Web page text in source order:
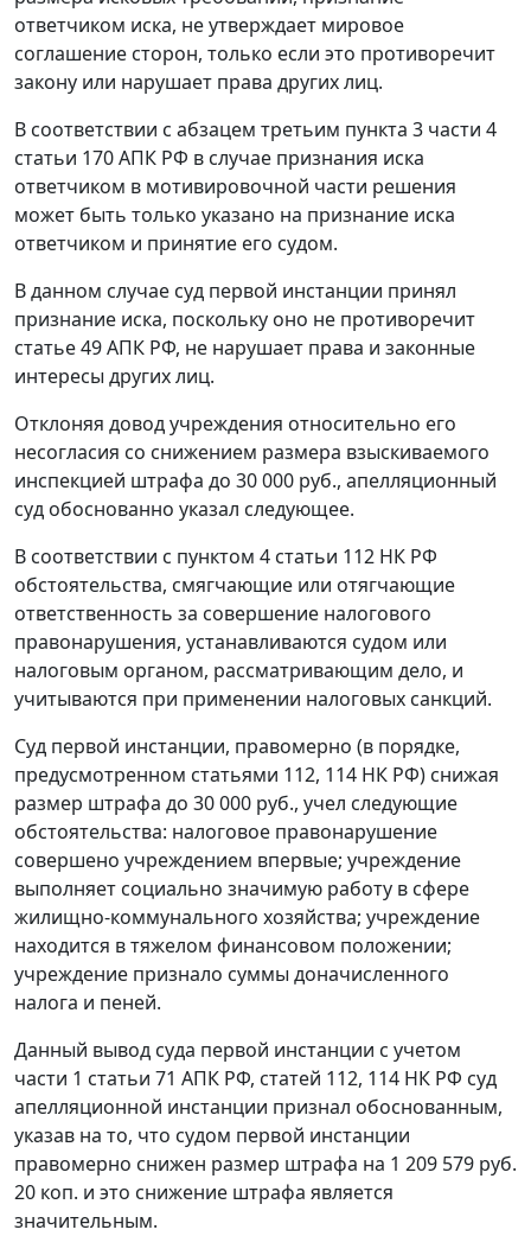
ответчиком иска, не утверждает мировое
соглашение сторон, только если это противоречит
закону или нарушает права других лиц.
В соответствии с абзацем третьим пункта 3 части 4
статьи 170АПК РФ в случае признания иска
ответчиком в мотивировочной части решения
может быть только указано на признание иска
ответчиком и принятие его судом.
В данном случае суд первой инстанции принял
признание иска, поскольку оно не противоречит
статье 49АПК РФ, не нарушает права и законные
интересы других лиц.
Отклоняя довод учреждения относительно его
несогласия со снижением размера взыскиваемого
инспекцией штрафа до 30 000 руб., апелляционный
суд обоснованно указал следующее.
В соответствии с пунктом 4 статьи 112 НК РФ
обстоятельства, смягчающие или отягчающие
ответственность за совершение налогового
правонарушения, устанавливаются судом или
налоговым органом, рассматривающим дело, и
учитываются при применении налоговых санкций.
Суд первой инстанции, правомерно (в порядке,
предусмотренном статьями 112, 114 НК РФ) снижая
размер штрафа до 30 000 руб., учел следующие
обстоятельства: налоговое правонарушение
совершено учреждением впервые; учреждение
выполняет социально значимую работу в сфере
жилищно-коммунального хозяйства; учреждение
находится в тяжелом финансовом положении;
учреждение признало суммы доначисленного
налога и пеней.
Данный вывод суда первой инстанции с учетом
части 1 статьи 71 АПК РФ, статей 112, 114 НК РФ суд
апелляционной инстанции признал обоснованным,
указав на то, что судом первой инстанции
правомерно снижен размер штрафа на 1 209 579 руб.
20 коп. и это снижение штрафа является
значительным.